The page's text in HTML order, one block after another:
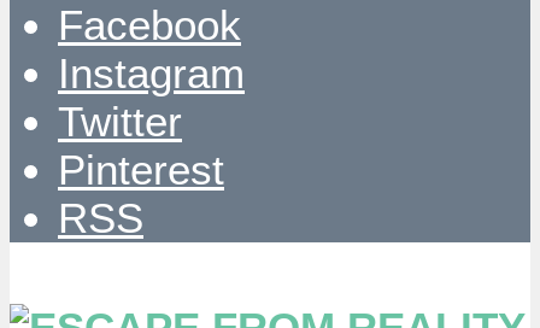
Facebook
Instagram
Twitter
Pinterest
RSS